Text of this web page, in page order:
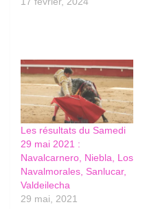
Les résultats du Samedi
29 mai 2021 :
Navalcarnero, Niebla, Los
Navalmorales, Sanlucar,
Valdeilecha
29 mai, 2021